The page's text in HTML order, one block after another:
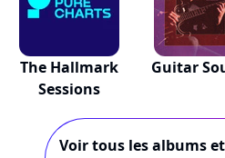
The Hallmark
Sessions
Guitar
Voir tous les albums